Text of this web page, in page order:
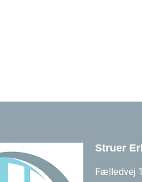
Struer
Fælledvej